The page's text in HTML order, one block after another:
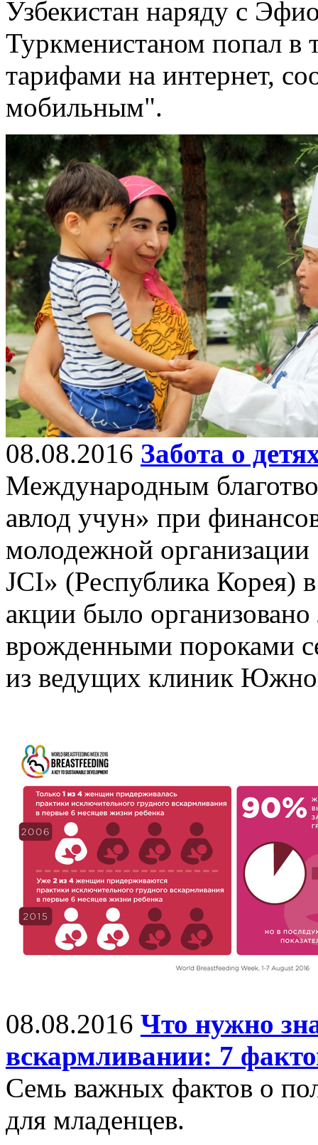
Узбекистан наряду с
Туркменистаном попал в
тарифами на интернет,
мобильным".
08.08.2016 Забота о
Международным
авлод учун» при
молодежной
JCI» (Республика Корея)
акции было
врожденными пороками
из ведущих клиник
08.08.2016 Что нужно
вскармливании: 7
Семь важных фактов о
для младенцев.